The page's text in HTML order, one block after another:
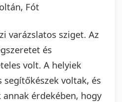
Fót
varázslatos sziget. Az
és
volt. A helyiek
segítőkészek voltak, és
érdekében, hogy